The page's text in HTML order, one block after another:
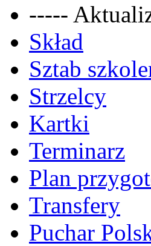
-----
Skład
Sztab
Strzelcy
Kartki
Terminarz
Plan
Transfery
Puchar